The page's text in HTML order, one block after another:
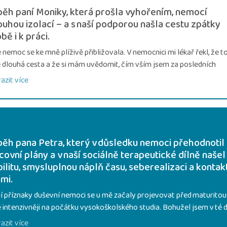
paní Moniky, která prošla vyhořením, nemocí
izolací – a s naší podporou našla cestu zpátky
i k práci.
nemoc se ke mně plíživě přibližovala. V nemocnici mi lékař řekl, že
dlouhá cesta a že si mám uvědomit, čím vším jsem za posledních
let prošla – neustálým pracovním stresem, přetížením a tlakem.
dva měsíce. Poté jsem docházela do denního stacionáře, kde mi
i bez něj. Dlouhou dobu jsem byla v pracovní neschopnosti.
kamarádka předala informaci, že ve Výměníku hledají uklízečku,
pracovníka do šicí dílny. Po konzultaci v šicí dílně mi však bylo
nastoupit do sociálně terapeutické dílny. Tam jsem se začala
dávat dohromady – nejprve nácvikem pravidelnosti, postupným
a zapojením při různých skupinových aktivitách. Postupně
až k pracovní konzultantce, se kterou jsme společně našly místo
pro mě – v Café Robinson, kde funguje podpora v zaměstnávání.
znovu našla cestu zpět k práci i sama k sobě.
více
pana Petra, který v důsledku nemoci přehodnotil
plány a v naší sociálně terapeutické dílně našel
smysluplnou náplň času, seberealizaci a
příznaky duševní nemoci se u mě začaly projevovat před
na počátku vysokoškolského studia. Bohužel jsem v té
odbornou pomoc. Problémy se stupňovaly a před
více